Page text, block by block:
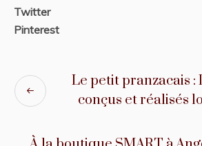
Twitter
Pinterest
Le petit pranzacais :
conçus et réalisés